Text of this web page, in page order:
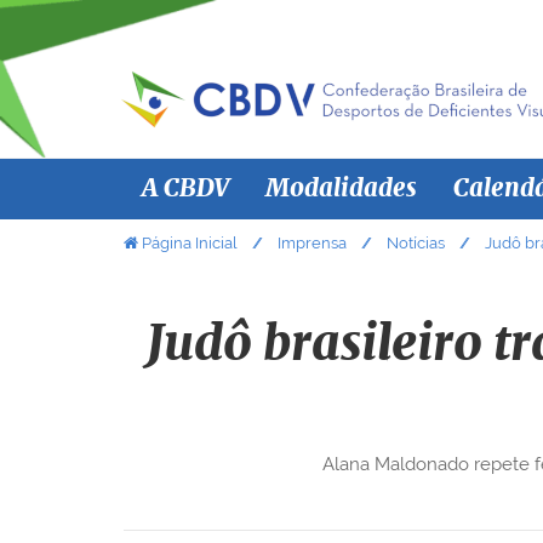
A CBDV Modalidades
V Página Inicial Imprensa Notícias Judô
Judô brasileiro
Alana Maldonado repete